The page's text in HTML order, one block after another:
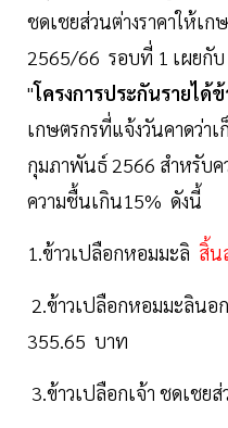
ชดเชยส่วนต่างราคาให้เ
2565/66 รอบที่ 1 เผยกั
"โครงการประกันรายได้ข้
เกษตรกรที่แจ้งวันคาดว่า
กุมภาพันธ์ 2566 สำหรับ
ความชื้นเกิน15% ดังนี้
1.ข้าวเปลือกหอมมะลิ สิ้น
2.ข้าวเปลือกหอมมะลินอ
355.65 บาท
3.ข้าวเปลือกเจ้า ชดเชย